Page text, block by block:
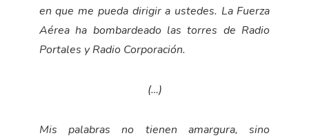
en que me pueda dirigir a ustedes. La Fuerza
Aérea ha bombardeado las torres de Radio
Portales y Radio Corporación.
(…)
Mis palabras no tienen amargura, sino